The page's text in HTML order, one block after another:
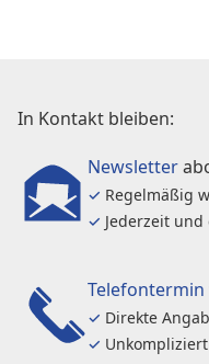
In Kontakt bleiben:
Newsletter
✓ Regelmäßig
✓ Jederzeit
Telefontermin
✓ Direkte
✓